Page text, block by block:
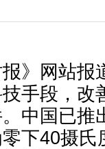
网站报
手段，改
中国已推
下40摄氏